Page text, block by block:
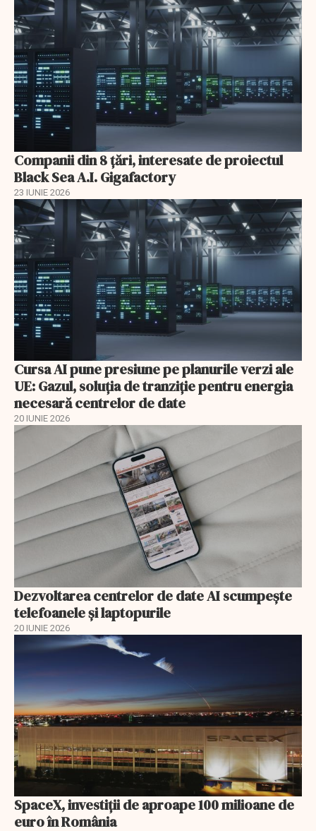
Companii din 8 țări, interesate de proiectul
Black Sea A.I. Gigafactory
23 IUNIE 2026
Cursa AI pune presiune pe planurile verzi ale
UE: Gazul, soluția de tranziție pentru energia
necesară centrelor de date
20 IUNIE 2026
Dezvoltarea centrelor de date AI scumpeşte
telefoanele şi laptopurile
20 IUNIE 2026
SpaceX, investiţii de aproape 100 milioane de
euro în România